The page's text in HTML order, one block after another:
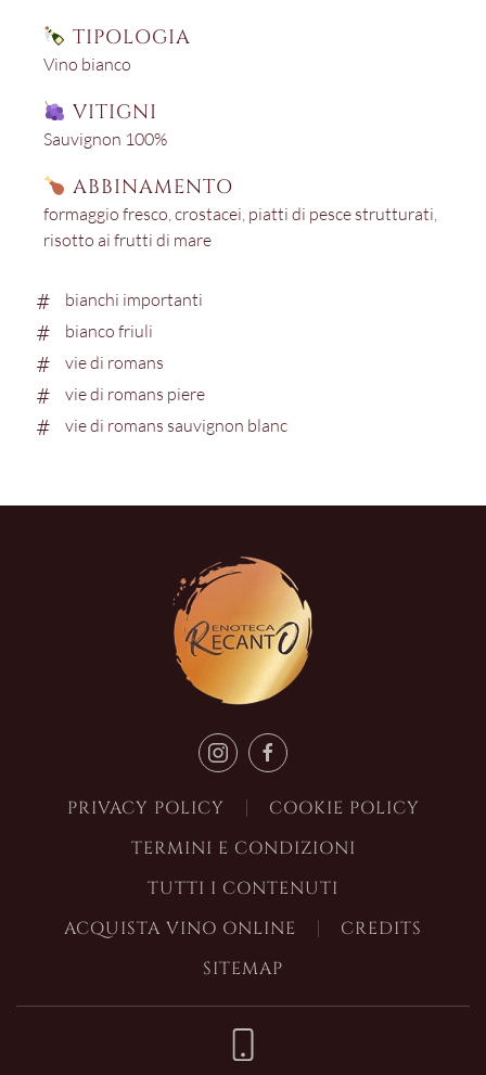
TIPOLOGIA
Vino bianco
VITIGNI
Sauvignon 100%
ABBINAMENTO
formaggio fresco crostacei piatti di pesce strutturati
risotto ai frutti di mare
bianchi importanti
bianco friuli
vie di romans
vie di romans piere
vie di romans sauvignon blanc
PRIVACY POLICY
COOKIE POLICY
TERMINI E CONDIZIONI
TUTTI I CONTENUTI
ACQUISTA VINO ONLINE
CREDITS
SITEMAP